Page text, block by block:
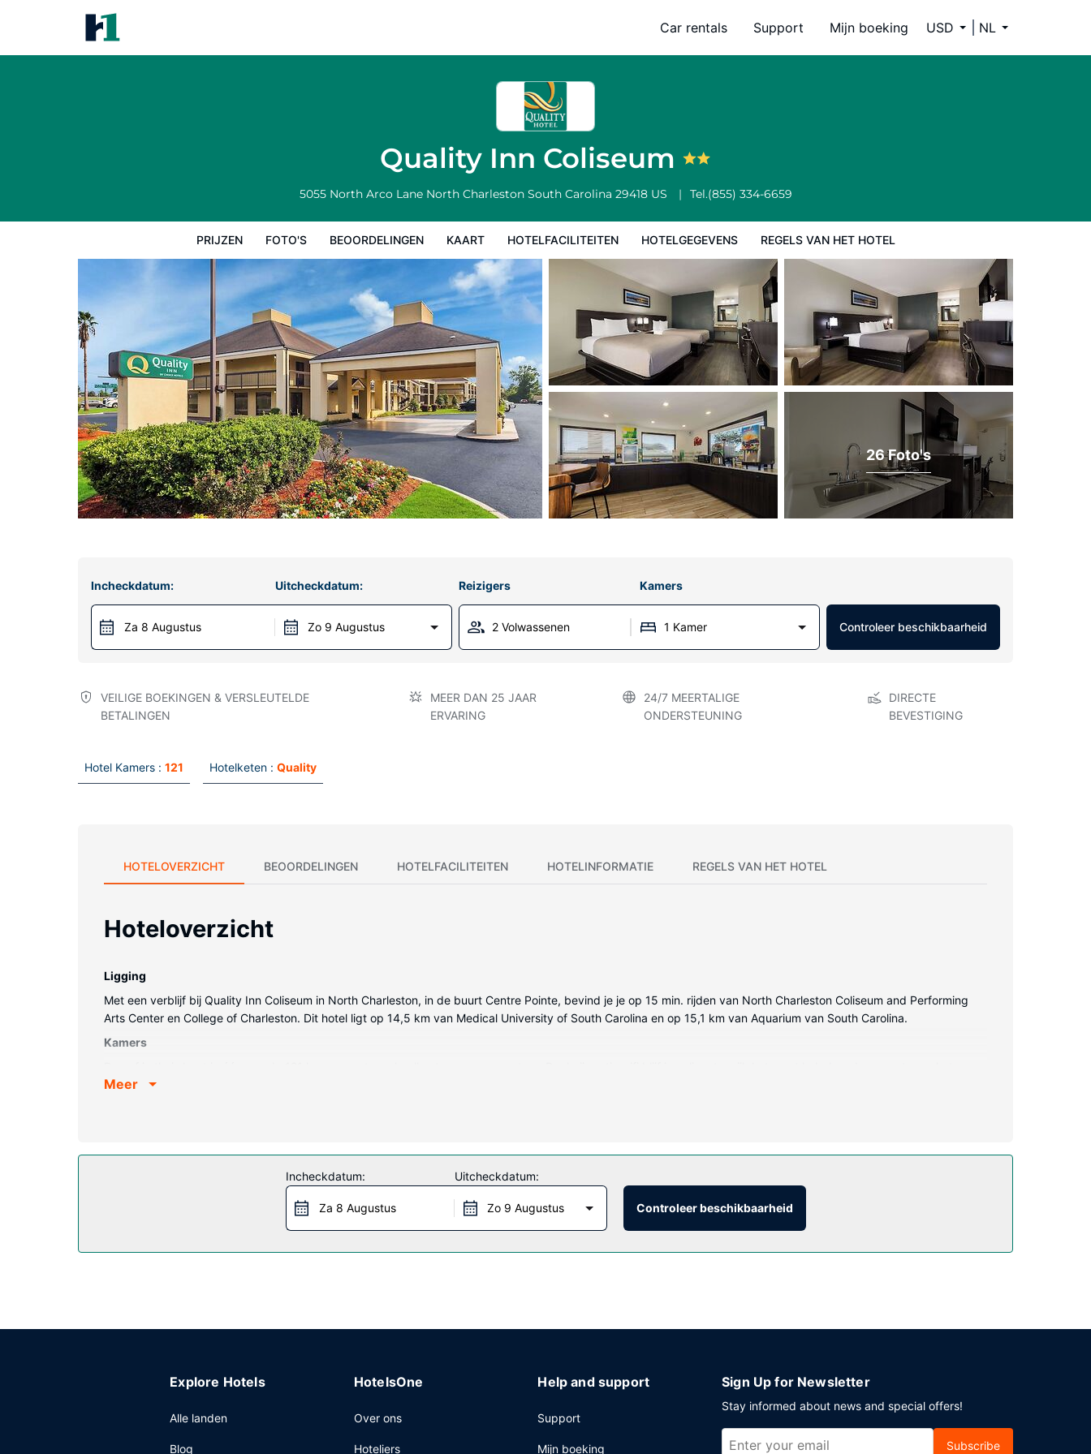
Car rentals Support Mijn boeking USD NL
Quality Inn Coliseum
5055 North Arco Lane North Charleston South Carolina 29418 US Tel.(855) 334-6659
PRIJZEN FOTO'S BEOORDELINGEN KAART HOTELFACILITEITEN HOTELGEGEVENS REGELS VAN HET HOTEL
Regels van het hotel
26 Foto's
Incheckdatum:
Za 8 Augustus
Uitcheckdatum:
Zo 9 Augustus
Reizigers Kamers
2 Volwassenen 1 Kamer Controleer beschikbaarheid
VEILIGE BOEKINGEN & VERSLEUTELDE
BETALINGEN
MEER DAN 25 JAAR
ERVARING
24/7 MEERTALIGE
ONDERSTEUNING
DIRECTE
BEVESTIGING
Hotel Kamers : 121 Hotelketen : Quality
HOTELOVERZICHT BEOORDELINGEN HOTELFACILITEITEN HOTELINFORMATIE REGELS VAN HET HOTEL
Hoteloverzicht
Ligging
Met een verblijf bij Quality Inn Coliseum in North Charleston, in de buurt Centre Pointe, bevind je je op 15 min. rijden van North Charleston Coliseum and Performing
Arts Center en College of Charleston. Dit hotel ligt op 14,5 km van Medical University of South Carolina en op 15,1 km van Aquarium van South Carolina.
Kamers
kijkplezier. De privébadkamers zijn uitgerust met gratis toiletartikelen en haardrogers. Bij de voorzieningen horen een kluis en een bureau en de kamers worden
Gasten van Quality Inn Coliseum kunnen iets lekkers halen bij de snackbar/deli. Op werkdagen wordt er gratis een continentaal ontbijt geserveerd van 06.00 uur tot
09.00 uur en in het weekend is dit beschikbaar van 06.00 uur tot 09.30 uur.
Meer
Incheckdatum:
Za 8 Augustus
Uitcheckdatum:
Zo 9 Augustus Controleer beschikbaarheid
Explore Hotels
Alle landen
Blog
HotelsOne
Over ons
Hoteliers
Help and support
Support
Mijn boeking
Sign Up for Newsletter
Stay informed about news and special offers!
Subscribe